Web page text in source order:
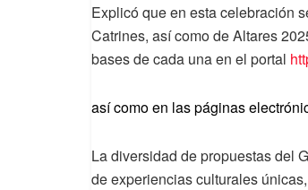
Explicó que en esta celebración
Catrines, así como de Altares
bases de cada una en el portal
así como en las páginas
La diversidad de propuestas del
de experiencias culturales